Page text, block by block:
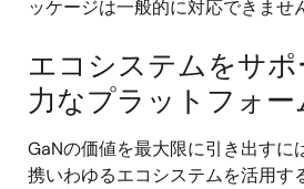
ッケージは一般的に対応できませ
エコシステムをサ
力なプラットフォー
GaNの価値を最大限に引き出すに
携いわゆるエコシステムを活用す